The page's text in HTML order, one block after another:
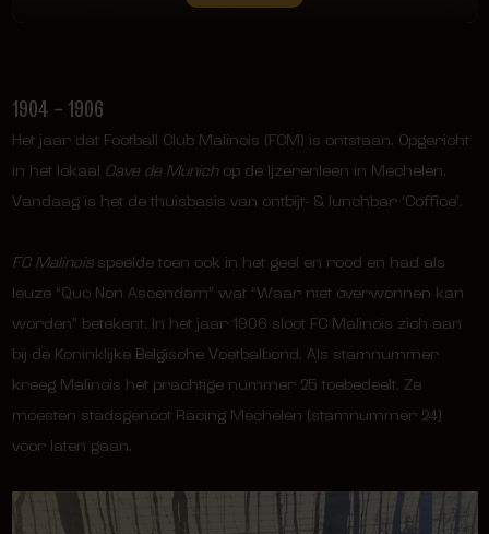
1904 – 1906
Het jaar dat Football Club Malinois (FCM) is ontstaan. Opgericht
in het lokaal Cave de Munich op de Ijzerenleen in Mechelen.
Vandaag is het de thuisbasis van ontbijt- & lunchbar ‘Coffice’.
FC Malinois speelde toen ook in het geel en rood en had als
leuze “Quo Non Ascendam” wat “Waar niet overwonnen kan
worden” betekent. In het jaar 1906 sloot FC Malinois zich aan
bij de Koninklijke Belgische Voetbalbond. Als stamnummer
kreeg Malinois het prachtige nummer 25 toebedeelt. Ze
moesten stadsgenoot Racing Mechelen (stamnummer 24)
voor laten gaan.